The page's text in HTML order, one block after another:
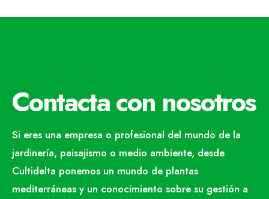
Contacta con nosotros
Si eres una empresa o profesional del mundo de la
jardinería, paisajismo o medio ambiente, desde
Cultidelta ponemos un mundo de plantas
mediterráneas y un conocimiento sobre su gestión a